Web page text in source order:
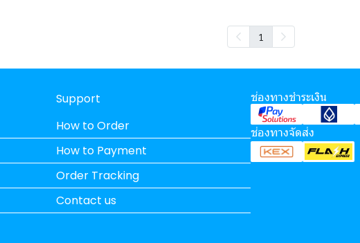
1
Support
How to Order
How to Payment
Order Tracking
Contact us
ช่องทางชำระเงิน
ช่องทางจัดส่ง